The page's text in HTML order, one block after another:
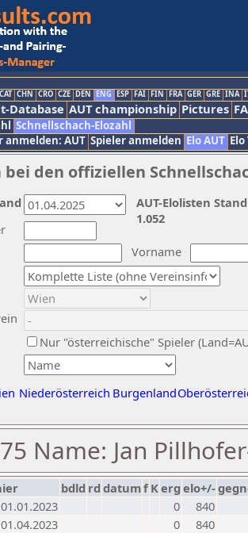
CAT CHN CRO CZE DEN ENG ESP FAI FIN FRA GER GRE INA
Database AUT championship Pictures
Schnellschach-Elozahl
anmelden: AUT Spieler anmelden Elo AUT
den offiziellen
Vorname
Nur "österreichische" Spieler
Niederösterreich Burgenland
AUT-Elolisten
1.052
Name: Jan
bdld rd datumf Kerg elo+/-
0
840
0
840